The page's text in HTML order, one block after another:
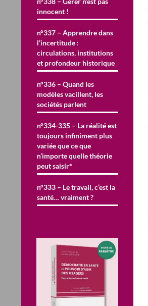
innocent !
n°337 – Apprendre dans
l’incertitude :
circulations, institutions
et profondeur historique
n°336 – Quand les
modèles vacillent, les
sociétés parlent
n°334-335 – La réalité est
toujours infiniment plus
variée que ce que
n’importe quelle théorie
peut saisir*
n°333 – Le travail, c’est la
santé… vraiment ?